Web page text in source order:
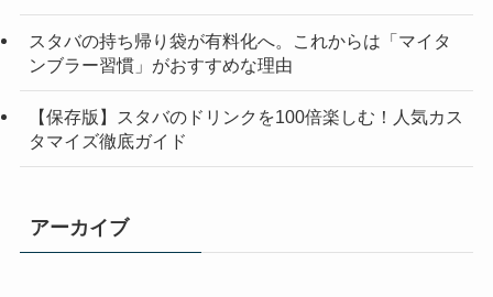
スタバの持ち帰り袋が有料化へ。これからは「マイタ
ンブラー習慣」がおすすめな理由
【保存版】スタバのドリンクを100倍楽しむ！人気カス
タマイズ徹底ガイド
アーカイブ